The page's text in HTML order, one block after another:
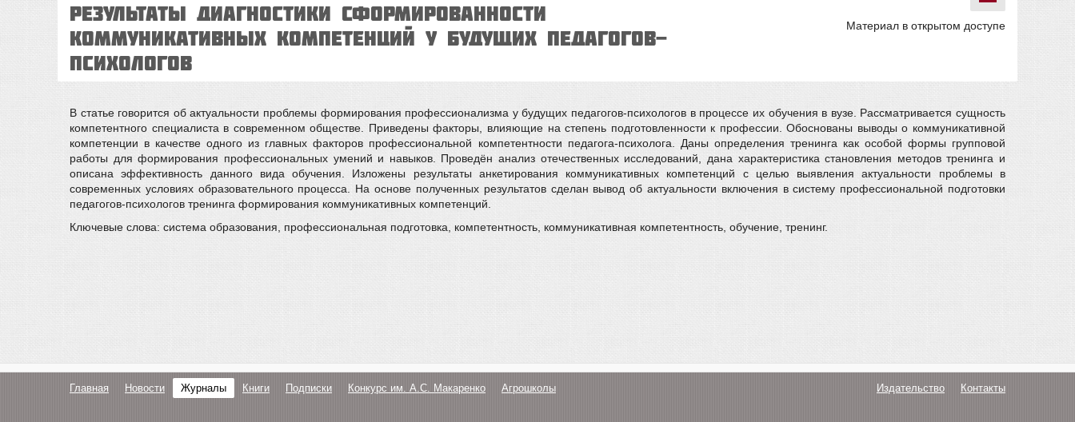
РЕЗУЛЬТАТЫ ДИАГНОСТИКИ СФОРМИРОВАННОСТИ
КОММУНИКАТИВНЫХ КОМПЕТЕНЦИЙ У БУДУЩИХ ПЕДАГОГОВ-
ПСИХОЛОГОВ
Материал в открытом доступе
В статье говорится об актуальности проблемы формирования профессионализма у будущих педагогов-психологов в процессе их обучения в вузе. Рассматривается сущность
компетентного специалиста в современном обществе. Приведены факторы, влияющие на степень подготовленности к профессии. Обоснованы выводы о коммуникативной
компетенции в качестве одного из главных факторов профессиональной компетентности педагога-психолога. Даны определения тренинга как особой формы групповой
работы для формирования профессиональных умений и навыков. Проведён анализ отечественных исследований, дана характеристика становления методов тренинга и
описана эффективность данного вида обучения. Изложены результаты анкетирования коммуникативных компетенций с целью выявления актуальности проблемы в
современных условиях образовательного процесса. На основе полученных результатов сделан вывод об актуальности включения в систему профессиональной подготовки
педагогов-психологов тренинга формирования коммуникативных компетенций.
Ключевые слова: система образования, профессиональная подготовка, компетентность, коммуникативная компетентность, обучение, тренинг.
Главная Новости Журналы Книги Подписки Конкурс им. А.С. Макаренко Агрошколы Издательство Контакты